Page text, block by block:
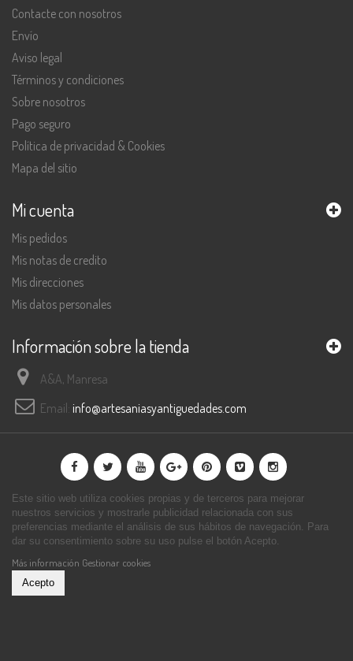
Contacte con nosotros
Envío
Aviso legal
Términos y condiciones
Sobre nosotros
Pago seguro
Política de privacidad & Cookies
Mapa del sitio
Mi cuenta
Mis pedidos
Mis notas de credito
Mis direcciones
Mis datos personales
Información sobre la tienda
A&A, Manresa
Email: info@artesaniasyantiguedades.com
Este sitio web utiliza cookies propias y de terceros para mejorar
nuestros servicios y mostrarle publicidad relacionada con sus
preferencias mediante el análisis de sus hábitos de navegación. Para
dar su consentimiento sobre su uso pulse el botón Acepto.
Más información Gestionar cookies
Acepto